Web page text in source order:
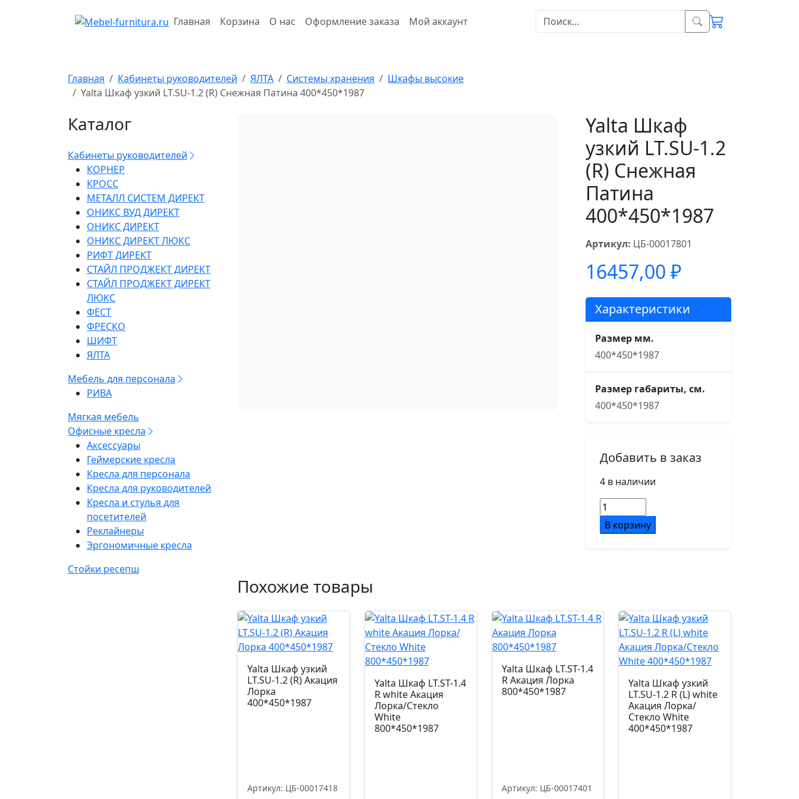
Главная Корзина О нас Оформление заказа Мой аккаунт
Главная Кабинеты руководителей ЯЛТА Системы хранения
Шкафы высокие
Yalta Шкаф узкий LT.SU-1.2 (R) Снежная Патина 400*450*1987
Каталог
Кабинеты руководителей
КОРНЕР
КРОСС
МЕТАЛЛ СИСТЕМ ДИРЕКТ
ОНИКС ВУД ДИРЕКТ
ОНИКС ДИРЕКТ
ОНИКС ДИРЕКТ ЛЮКС
РИФТ ДИРЕКТ
СТАЙЛ ПРОДЖЕКТ ДИРЕКТ
СТАЙЛ ПРОДЖЕКТ ДИРЕКТ
ЛЮКС
ФЁСТ
ФРЕСКО
ШИФТ
ЯЛТА
Мебель для персонала
РИВА
Мягкая мебель
Офисные кресла
Аксессуары
Геймерские кресла
Кресла для персонала
Кресла для руководителей
Кресла и стулья для
посетителей
Реклайнеры
Эргономичные кресла
Стойки ресепш
Yalta Шкаф
узкий LT.SU-1.2
(R) Снежная
Патина
400*450*1987
Артикул: ЦБ-00017801
16457,00 ₽
Характеристики
Размер мм.
400*450*1987
Размер габариты, см.
400*450*1987
Добавить в заказ
4 в наличии
Количество
товара
Yalta
Снежная
Патина
400*450*1987
В корзину
Похожие товары
Yalta Шкаф узкий
LT.SU-1.2 (R) Акация
Лорка
400*450*1987
Артикул: ЦБ-00017418
Yalta Шкаф LT.ST-1.4
R white Акация
Лорка/Стекло
White
800*450*1987
Yalta Шкаф LT.ST-1.4
R Акация Лорка
800*450*1987
Артикул: ЦБ-00017401
Yalta Шкаф узкий
LT.SU-1.2 R (L) white
Акация Лорка/
Стекло White
400*450*1987